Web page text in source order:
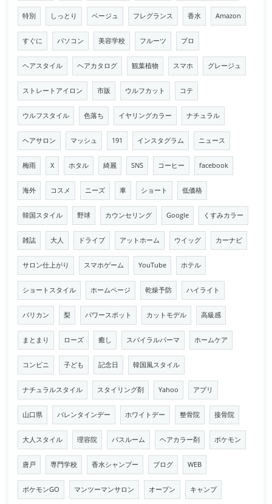
特別 しっとり ベージュ フレグランス 香水 Amazon
すぐに パソコン 美容学校 フルーツ プロ
ヘアスタイル ヘアカタログ 観葉植物 スマホ グレージュ
ストレートアイロン 市販 ウルフカット コテ
ウルフスタイル 色落ち イヤリングカラー ナチュラル
ヘアサロン マッシュ 191 インスタグラム ニュース
梅雨 X ホタル 綺麗 SNS コーヒー facebook
海外 コスメ ニーズ 車 ショート 低価格
韓国スタイル 野球 カウンセリング Google くすみカラー
雑誌 大人 ドライブ アットホーム ウイッグ カーナビ
サロン仕上がり スマホゲーム YouTube ホテル
ショートスタイル ホームページ 乾燥予防 ハイライト
バリカン 梨 パワースポット カットモデル 高級感
まとまり ローズ 癒し スパイラルパーマ ホームケア
コンビニ 子ども 記念日 韓国風スタイル
ナチュラルスタイル スタイリング剤 Yahoo アプリ
山口県 バレンタインデー ホワイトデー 整骨院 接骨院
大人スタイル 理容院 バスルーム ヘアカラー剤 ポケモン
唐戸 専門学校 香水シャンプー ブログ WEB
ポケモンGO マンツーマンサロン オープン キャンプ